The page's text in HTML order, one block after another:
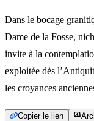
Dans le bocage
Dame de la Fosse,
invite à la
exploitée dès
les croyances
Copier le lien